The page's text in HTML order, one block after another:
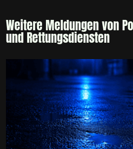
Weitere Meldungen von
und Rettungsdiensten